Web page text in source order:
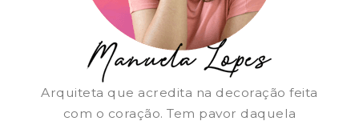
Arquiteta que acredita na decoração feita
com o coração. Tem pavor daquela